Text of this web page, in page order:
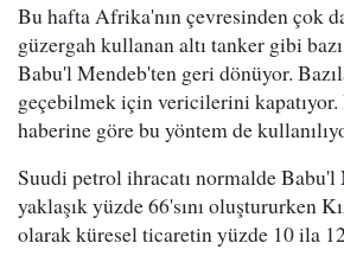
Bu hafta Afrika'nın çevresinden çok
güzergah kullanan altı tanker gibi
Babu'l Mendeb'ten geri dönüyor.
geçebilmek için vericilerini
haberine göre bu yöntem de
Suudi petrol ihracatı normalde
yaklaşık yüzde 66'sını oluştururken
olarak küresel ticaretin yüzde 10 ila